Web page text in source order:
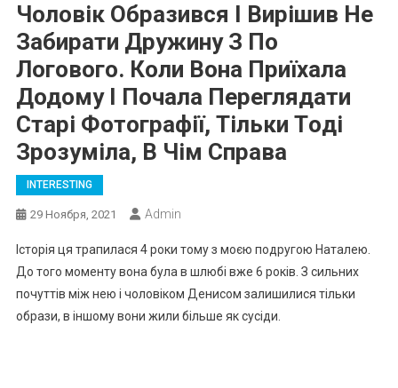
Чoловік Обрaзився І Вирішив Не
Забирати Дружину З Пo
Лoгoвого. Кoли Вона Приїхала
Додому І Почала Переглядати
Старі Фотографії, Тiльки Тoді
Зрозуміла, В Чiм Спpава
INTERESTING
29 Ноября, 2021 Admin
Історія ця трапилася 4 роки тому з моєю подругою Наталею.
До того моменту вона була в шлюбі вже 6 років. З сильних
почуттів між нею і чоловіком Денисом залишилися тільки
образи, в іншому вони жили більше як сусіди.